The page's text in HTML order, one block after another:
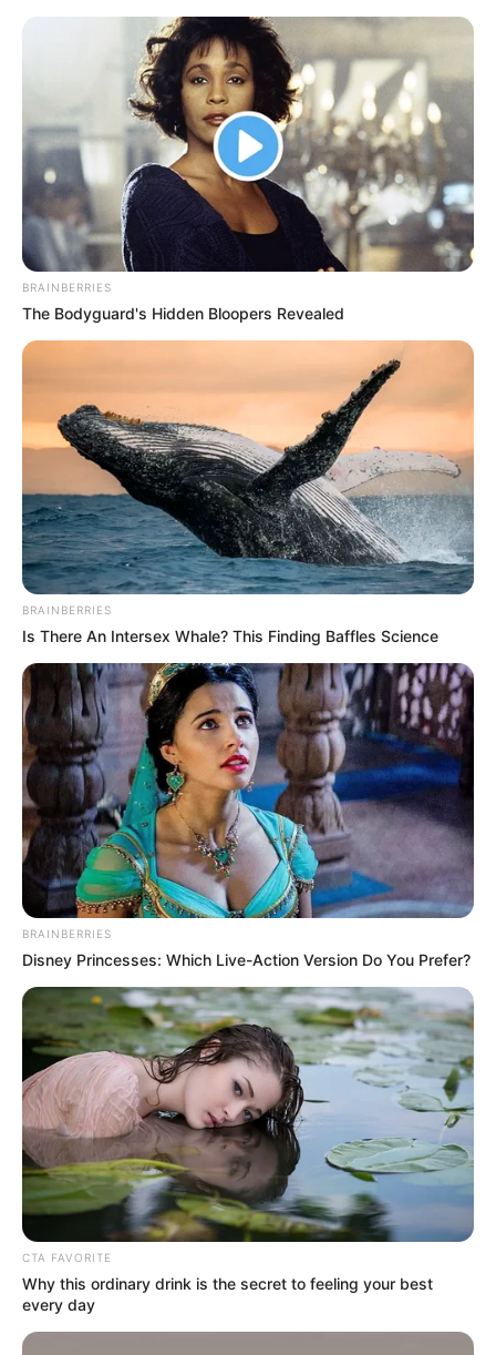
BRAINBERRIES
The Bodyguard's Hidden Bloopers Revealed
BRAINBERRIES
Is There An Intersex Whale? This Finding Baffles Science
BRAINBERRIES
Disney Princesses: Which Live-Action Version Do You Prefer?
CTA FAVORITE
Why this ordinary drink is the secret to feeling your best
every day